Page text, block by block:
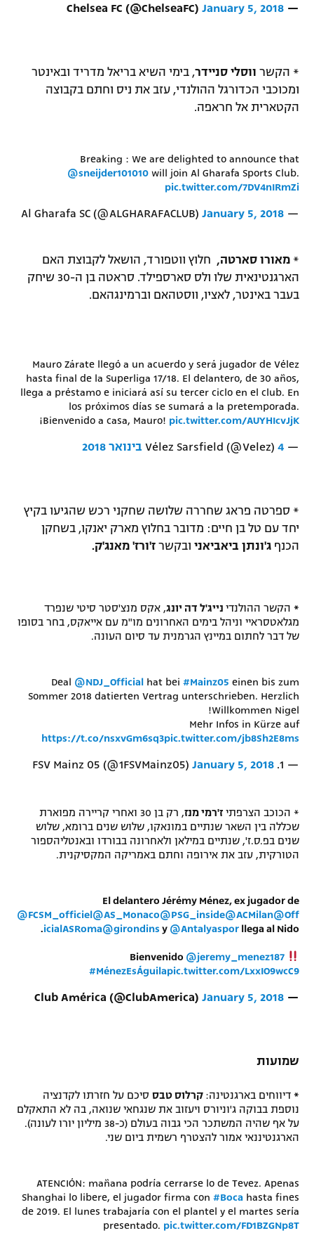
— Chelsea FC (@ChelseaFC)
January 5, 2018
* הקשר ווסלי סניידר, בימי השיא בריאל מדריד ובאינטר
ומכוכבי הכדורגל ההולנדי, עזב את ניס וחתם בקבוצה
הקטארית אל חראפה.
Breaking : We are delighted to announce that
@sneijder101010 will join Al Gharafa Sports Club.
pic.twitter.com/7DV4nIRmZi
— Al Gharafa SC (@ALGHARAFACLUB)
January 5, 2018
* מאורו סארטה, חלוץ ווטפורד, הושאל לקבוצת האם
הארגנטינאית שלו ולס סארספילד. סראטה בן ה-30 שיחק
בעבר באינטר, לאציו, ווסטהאם וברמינגהאם.
Mauro Zárate llegó a un acuerdo y será jugador de Vélez
hasta final de la Superliga 17/18. El delantero, de 30 años,
llega a préstamo e iniciará así su tercer ciclo en el club. En
los próximos días se sumará a la pretemporada.
¡Bienvenido a casa, Mauro! pic.twitter.com/AUYHIcvJjK
— Vélez Sarsfield (@Velez) 4 בינואר 2018
* ספרטה פראג שחררה שלושה שחקני רכש שהגיעו בקיץ
יחד עם טל בן חיים: מדובר בחלוץ מארק יאנקו, בשחקן
הכנף ג'ונתן ביאביאני ובקשר ז'ורז' מאנג'ק.
* הקשר ההולנדי נייג'ל דה יונג, אקס מנצ'סטר סיטי שנפרד
מגלאטסראיי וניהל בימים האחרונים מו"מ עם אייאקס, בחר בסופו
של דבר לחתום במיינץ הגרמנית עד סיום העונה.
Deal @NDJ_Official hat bei #Mainz05 einen bis zum
Sommer 2018 datierten Vertrag unterschrieben. Herzlich
Willkommen Nigel!
Mehr Infos in Kürze auf
https://t.co/nsxvGm6sq3pic.twitter.com/jb8Sh2E8ms
— 1. FSV Mainz 05 (@1FSVMainz05)
January 5, 2018
* הכוכב הצרפתי ז'רמי מנז
, רק בן 30 ואחרי קריירה מפוארת
שכללה בין השאר שנתיים במונאקו, שלוש שנים ברומא, שלוש
שנים בפ.ס.ז', שנתיים במילאן ולאחרונה בבורדו ובאנטליהספור
הטורקית, עזב את אירופה וחתם באמריקה המקסיקנית.
El delantero Jérémy Ménez, ex jugador de
@FCSM_officiel@AS_Monaco@PSG_inside@ACMilan@Off
icialASRoma@girondins y @Antalyaspor llega al Nido.
Bienvenido @jeremy_menez187
#MénezEsÁguilapic.twitter.com/LxxIO9wcC9
— Club América (@ClubAmerica)
January 5, 2018
שמועות
* דיווחים בארגנטינה: קרלוס טבס סיכם על חזרתו לקדנציה
נוספת בבוקה ג'וניורס ויעזוב את שנגחאי שנואה, בה לא התאקלם
על אף שהיה המשתכר הכי גבוה בעולם (כ-38 מיליון יורו לעונה).
הארגנטיננאי אמור להצטרף רשמית ביום שני.
ATENCIÓN: mañana podría cerrarse lo de Tevez. Apenas
Shanghai lo libere, el jugador firma con #Boca hasta fines
de 2019. El lunes trabajaría con el plantel y el martes sería
presentado. pic.twitter.com/FD1BZGNp8T